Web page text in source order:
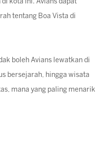
kota ini. Avians dapat
tentang Boa Vista di
boleh Avians lewatkan di
bersejarah, hingga wisata
mana yang paling menarik